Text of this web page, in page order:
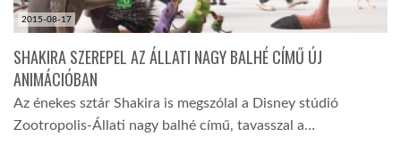
2015-08-17
SHAKIRA SZEREPEL AZ ÁLLATI NAGY BALHÉ CÍMŰ ÚJ
ANIMÁCIÓBAN
Az énekes sztár Shakira is megszólal a Disney stúdió
Zootropolis-Állati nagy balhé című, tavasszal a…